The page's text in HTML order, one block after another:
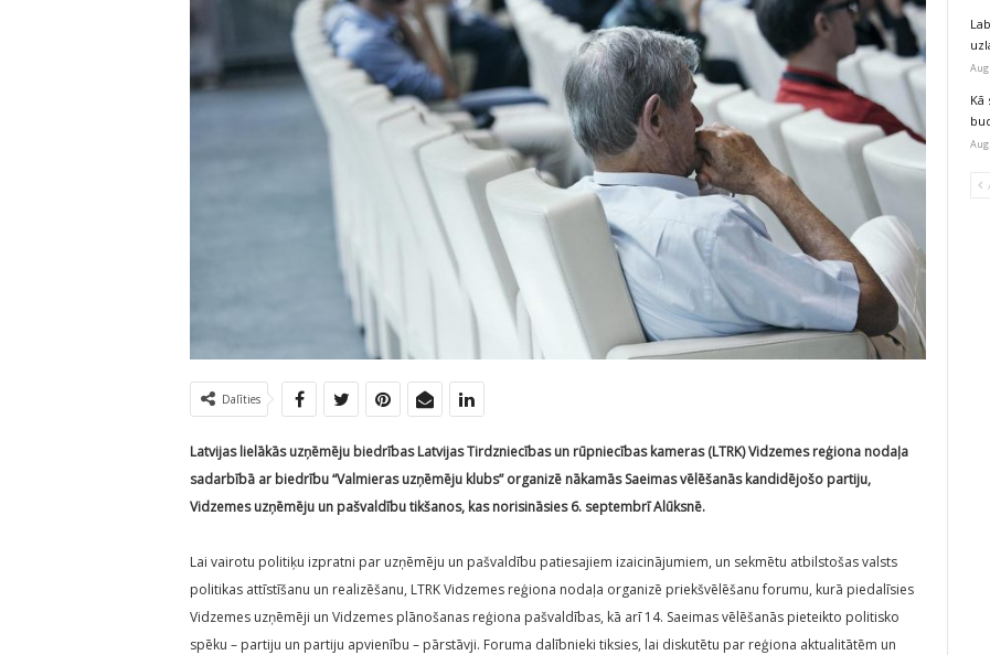
Dalīties
Latvijas lielākās uzņēmēju biedrības Latvijas Tirdzniecības un rūpniecības kameras (LTRK) Vidzemes reģiona nodaļa
sadarbībā ar biedrību “Valmieras uzņēmēju klubs” organizē nākamās Saeimas vēlēšanās kandidējošo partiju,
Vidzemes uzņēmēju un pašvaldību tikšanos, kas norisināsies 6. septembrī Alūksnē.
Lai vairotu politiķu izpratni par uzņēmēju un pašvaldību patiesajiem izaicinājumiem, un sekmētu atbilstošas valsts
politikas attīstīšanu un realizēšanu, LTRK Vidzemes reģiona nodaļa organizē priekšvēlēšanu forumu, kurā piedalīsies
Vidzemes uzņēmēji un Vidzemes plānošanas reģiona pašvaldības, kā arī 14. Saeimas vēlēšanās pieteikto politisko
spēku – partiju un partiju apvienību – pārstāvji. Foruma dalībnieki tiksies, lai diskutētu par reģiona aktualitātēm un
Aug
Kā
Aug